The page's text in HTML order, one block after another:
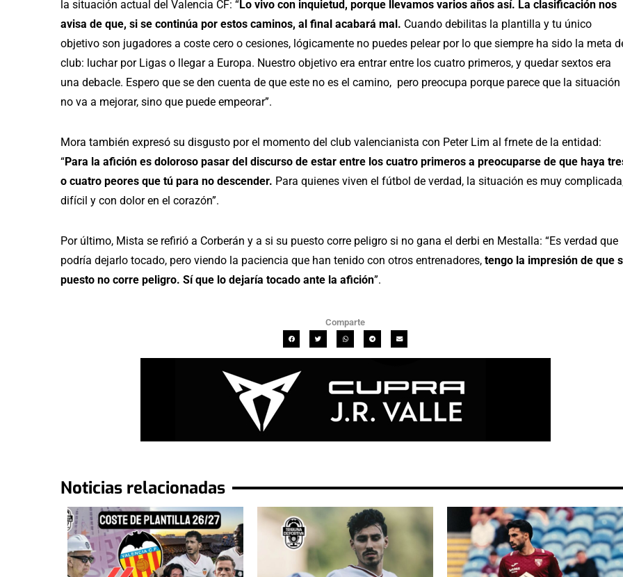
la situación actual del Valencia CF: “Lo vivo con inquietud, porque llevamos varios años así. La clasificación nos
avisa de que, si se continúa por estos caminos, al final acabará mal. Cuando debilitas la plantilla y tu único
objetivo son jugadores a coste cero o cesiones, lógicamente no puedes pelear por lo que siempre ha sido la meta
club: luchar por Ligas o llegar a Europa. Nuestro objetivo era entrar entre los cuatro primeros, y quedar sextos era
una debacle. Espero que se den cuenta de que este no es el camino, pero preocupa porque parece que la situación
no va a mejorar, sino que puede empeorar”.
Mora también expresó su disgusto por el momento del club valencianista con Peter Lim al frnete de la entidad:
“Para la afición es doloroso pasar del discurso de estar entre los cuatro primeros a preocuparse de que haya
o cuatro peores que tú para no descender. Para quienes viven el fútbol de verdad, la situación es muy
difícil y con dolor en el corazón”.
Por último, Mista se refirió a Corberán y a si su puesto corre peligro si no gana el derbi en Mestalla: “Es verdad que
podría dejarlo tocado, pero viendo la paciencia que han tenido con otros entrenadores, tengo la impresión de que
puesto no corre peligro. Sí que lo dejaría tocado ante la afición”.
Comparte
Noticias relacionadas